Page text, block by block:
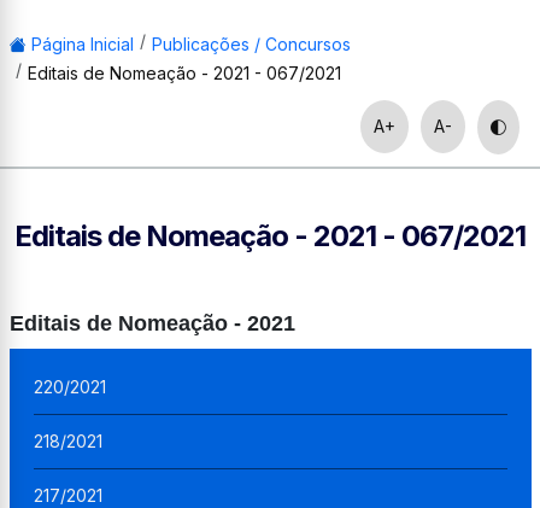
Página Inicial
Publicações / Concursos
Editais de Nomeação - 2021 - 067/2021
A+ A-
Editais de Nomeação - 2021 - 067/2021
Editais de Nomeação - 2021
220/2021
218/2021
217/2021